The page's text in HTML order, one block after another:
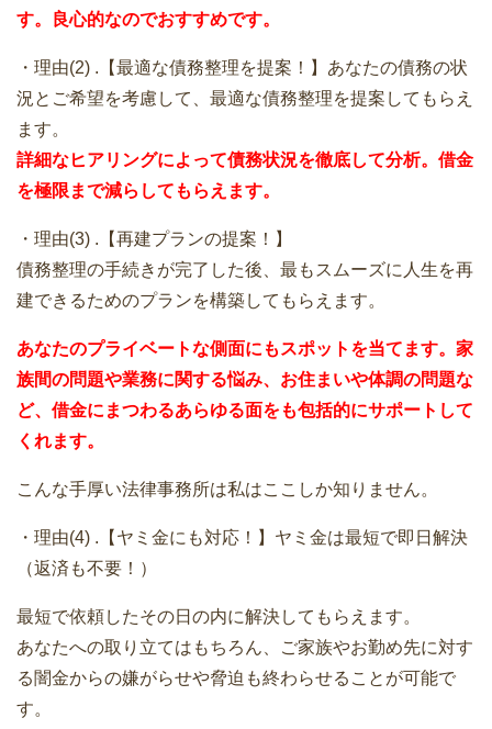
す。良心的なのでおすすめです。
・理由(2) .【最適な債務整理を提案！】あなたの債務の状
況とご希望を考慮して、最適な債務整理を提案してもらえ
ます。
詳細なヒアリングによって債務状況を徹底して分析。借金
を極限まで減らしてもらえます。
・理由(3) .【再建プランの提案！】
債務整理の手続きが完了した後、最もスムーズに人生を再
建できるためのプランを構築してもらえます。
あなたのプライベートな側面にもスポットを当てます。家
族間の問題や業務に関する悩み、お住まいや体調の問題な
ど、借金にまつわるあらゆる面をも包括的にサポートして
くれます。
こんな手厚い法律事務所は私はここしか知りません。
・理由(4) .【ヤミ金にも対応！】ヤミ金は最短で即日解決
（返済も不要！）
最短で依頼したその日の内に解決してもらえます。
あなたへの取り立てはもちろん、ご家族やお勤め先に対す
る闇金からの嫌がらせや脅迫も終わらせることが可能で
す。